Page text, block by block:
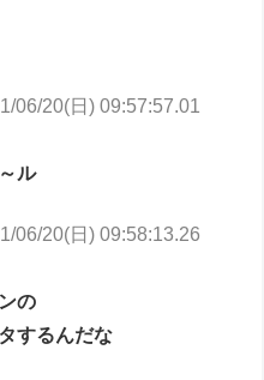
06/20(日) 09:57:57.01
ル
06/20(日) 09:58:13.26
の
するんだな